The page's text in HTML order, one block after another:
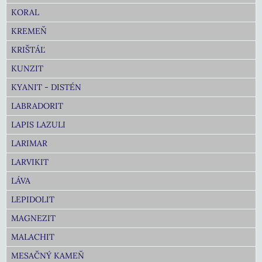
KORAL
KREMEŇ
KRIŠTÁĽ
KUNZIT
KYANIT - DISTÉN
LABRADORIT
LAPIS LAZULI
LARIMAR
LARVIKIT
LÁVA
LEPIDOLIT
MAGNEZIT
MALACHIT
MESAČNÝ KAMEŇ